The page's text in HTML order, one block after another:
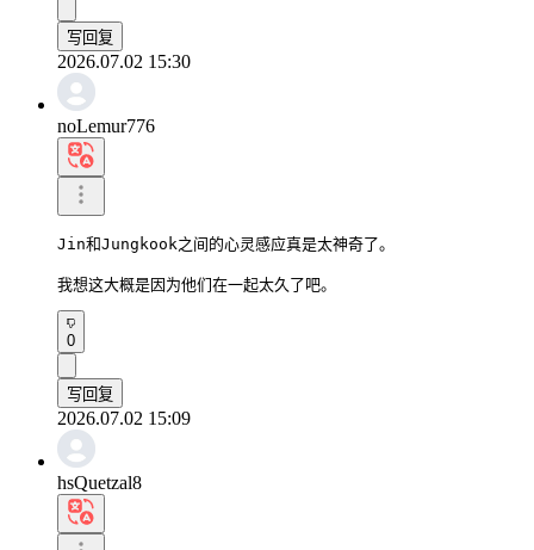
写回复
2026.07.02 15:30
noLemur776
Jin和Jungkook之间的心灵感应真是太神奇了。
我想这大概是因为他们在一起太久了吧。
0
写回复
2026.07.02 15:09
hsQuetzal8